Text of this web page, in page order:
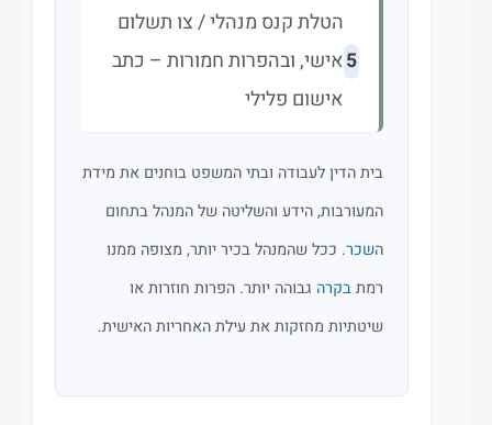
5
הטלת קנס מנהלי / צו תשלום
אישי, ובהפרות חמורות – כתב
אישום פלילי
בית הדין לעבודה ובתי המשפט בוחנים את מידת
המעורבות, הידע והשליטה של המנהל בתחום
השכר. ככל שהמנהל בכיר יותר, מצופה ממנו
רמתבקרה גבוהה יותר. הפרות חוזרות או
שיטתיות מחזקות את עילת האחריות האישית.